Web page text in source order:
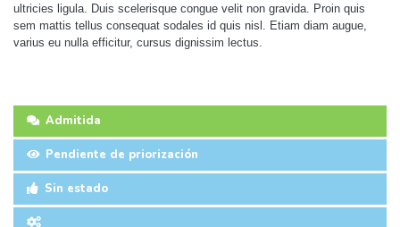
ultricies ligula. Duis scelerisque congue velit non gravida. Proin quis
sem mattis tellus consequat sodales id quis nisl. Etiam diam augue,
varius eu nulla efficitur, cursus dignissim lectus.
Admitida
Pendiente de priorización
Sin estado